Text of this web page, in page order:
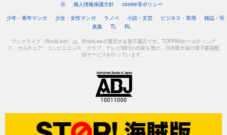
示
個人情報保護方針
cookie等ポリシー
少年・青年マンガ
少女・女性マンガ ラノベ 小説・文芸 ビジネス・実用
雑誌・写
真集
TL BL
ブックライブ（BookLive!）は、BookLiveが運営する電子書店です。TOPPANホールディング
ス、カルチュア・コンビニエンス・クラブ、テレビ朝日の出資を受け、日本最大級の電子書籍配
信サービスを行っています。